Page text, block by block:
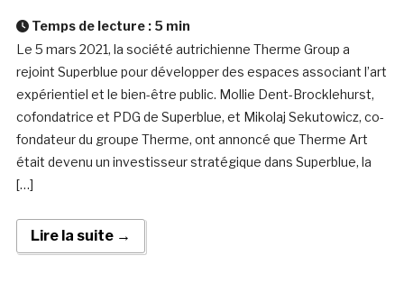
Temps de lecture : 5 min
Le 5 mars 2021, la société autrichienne Therme Group a
rejoint Superblue pour développer des espaces associant l’art
expérientiel et le bien-être public. Mollie Dent-Brocklehurst,
cofondatrice et PDG de Superblue, et Mikolaj Sekutowicz, co-
fondateur du groupe Therme, ont annoncé que Therme Art
était devenu un investisseur stratégique dans Superblue, la
[…]
Lire la suite →